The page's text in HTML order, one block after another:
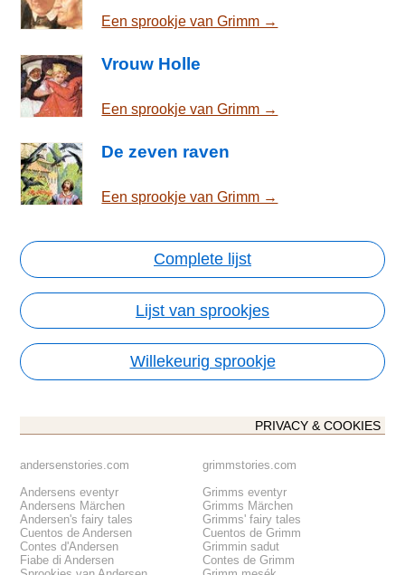
Een sprookje van Grimm →
Vrouw Holle
Een sprookje van Grimm →
De zeven raven
Een sprookje van Grimm →
Complete lijst
Lijst van sprookjes
Willekeurig sprookje
PRIVACY & COOKIES
andersenstories.com
Andersens eventyr
Andersens Märchen
Andersen's fairy tales
Cuentos de Andersen
Contes d'Andersen
Fiabe di Andersen
grimmstories.com
Grimms eventyr
Grimms Märchen
Grimms' fairy tales
Cuentos de Grimm
Grimmin sadut
Contes de Grimm